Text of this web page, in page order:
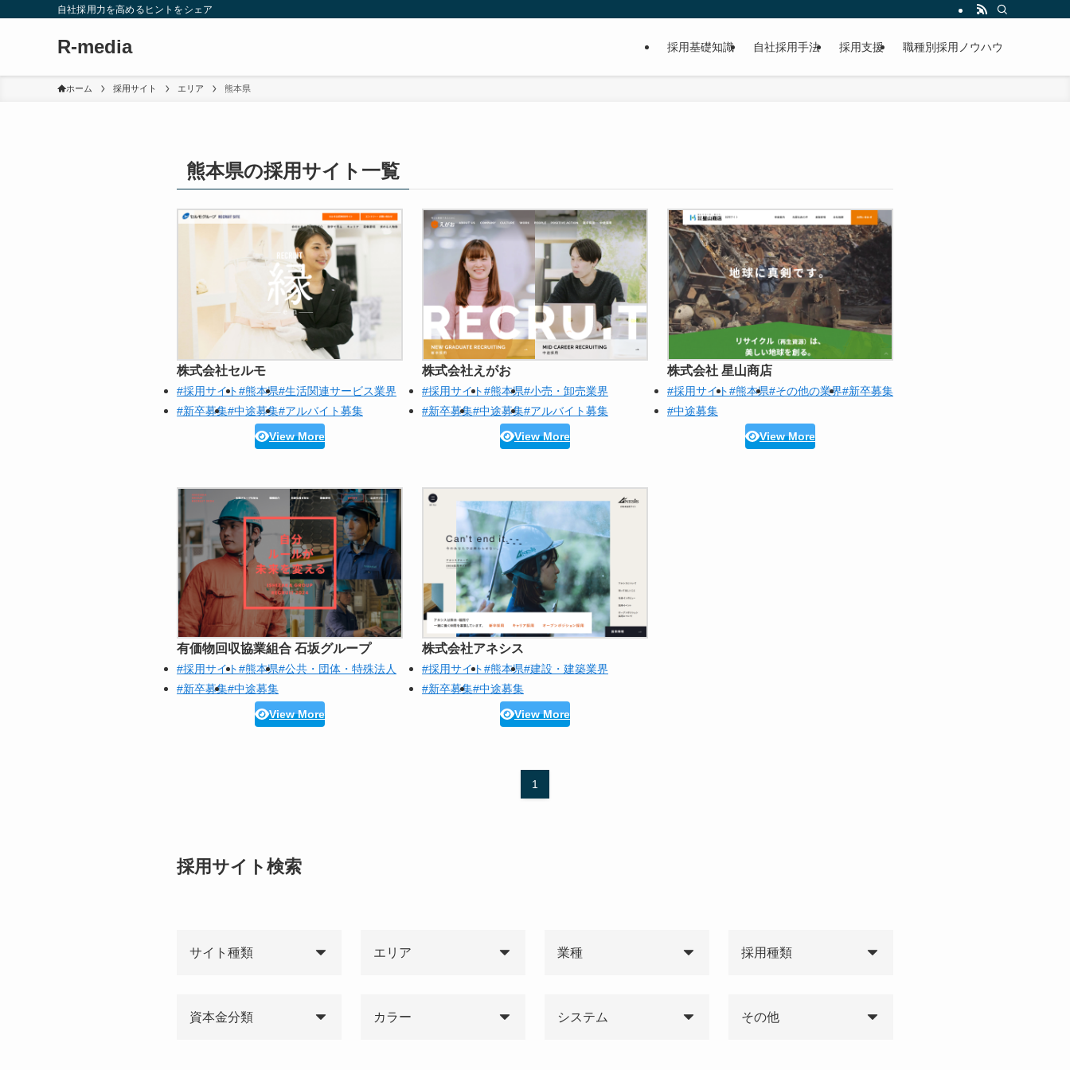
自社採用力を高めるヒントをシェア
R-media 採用基礎知識 自社採用手法 採用支援 職種別採用ノウハウ
ホーム 採用サイト エリア 熊本県
熊本県の採用サイト一覧
株式会社セルモ
#採用サイト#熊本県#生活関連サービス業界
#新卒募集#中途募集#アルバイト募集
View More
株式会社えがお
#採用サイト#熊本県#小売・卸売業界
#新卒募集#中途募集#アルバイト募集
View More
株式会社 星山商店
#採用サイト#熊本県#その他の業界#新卒募集
#中途募集
View More
有価物回収協業組合 石坂グループ
#採用サイト#熊本県#公共・団体・特殊法人
#新卒募集#中途募集
View More
株式会社アネシス
#採用サイト#熊本県#建設・建築業界
#新卒募集#中途募集
View More
1
採用サイト検索
サイト種類 エリア 業種 採用種類
資本金分類 カラー システム その他